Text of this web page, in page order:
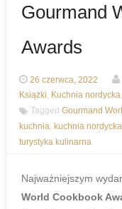
Gourmand
Awards
26 czerwca, 2022
Książki, Kuchnia nordycka,
Tagged Gourmand
kuchnia, kuchnia nordycka
turystyka kulinarna
Najważniejszym
World Cookbook